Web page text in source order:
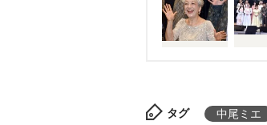
タグ 中尾ミエ